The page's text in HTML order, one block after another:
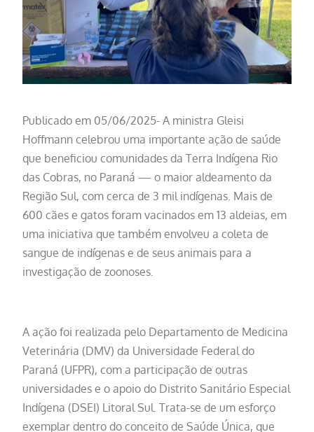
Publicado em 05/06/2025- A ministra Gleisi
Hoffmann celebrou uma importante ação de saúde
que beneficiou comunidades da Terra Indígena Rio
das Cobras, no Paraná — o maior aldeamento da
Região Sul, com cerca de 3 mil indígenas. Mais de
600 cães e gatos foram vacinados em 13 aldeias, em
uma iniciativa que também envolveu a coleta de
sangue de indígenas e de seus animais para a
investigação de zoonoses.
A ação foi realizada pelo Departamento de Medicina
Veterinária (DMV) da Universidade Federal do
Paraná (UFPR), com a participação de outras
universidades e o apoio do Distrito Sanitário Especial
Indígena (DSEI) Litoral Sul. Trata-se de um esforço
exemplar dentro do conceito de Saúde Única, que